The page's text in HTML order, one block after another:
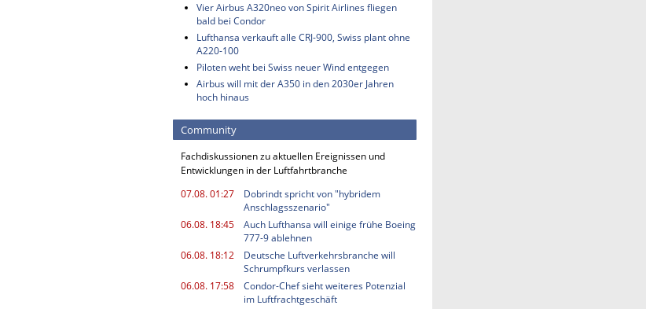
Vier Airbus A320neo von Spirit Airlines fliegen
bald bei Condor
Lufthansa verkauft alle CRJ-900, Swiss plant ohne
A220-100
Piloten weht bei Swiss neuer Wind entgegen
Airbus will mit der A350 in den 2030er Jahren
hoch hinaus
Community
Fachdiskussionen zu aktuellen Ereignissen und
Entwicklungen in der Luftfahrtbranche
07.08. 01:27
Dobrindt spricht von "hybridem
Anschlagsszenario"
06.08. 18:45
Auch Lufthansa will einige frühe Boeing
777-9 ablehnen
06.08. 18:12
Deutsche Luftverkehrsbranche will
Schrumpfkurs verlassen
06.08. 17:58
Condor-Chef sieht weiteres Potenzial
im Luftfrachtgeschäft